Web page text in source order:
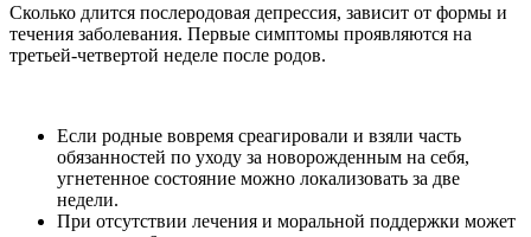
Сколько длится послеродовая депрессия, зависит от формы и
течения заболевания. Первые симптомы проявляются на
третьей-четвертой неделе после родов.
Если родные вовремя среагировали и взяли часть
обязанностей по уходу за новорожденным на себя,
угнетенное состояние можно локализовать за две
недели.
При отсутствии лечения и моральной поддержки может